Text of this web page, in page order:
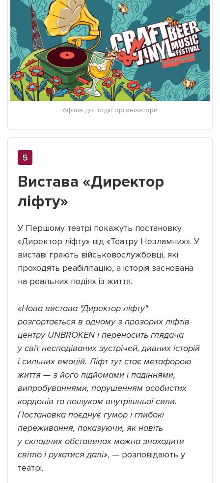
Афіша до події/ організатори
Вистава «Директор
ліфту»
У Першому театрі покажуть постановку
«Директор ліфту» від «Театру Незламних». У
виставі грають військовослужбовці, які
проходять реабілітацію, а історія заснована
на реальних подіях із життя.
«Нова вистава "Директор ліфту"
розгортається в одному з прозорих ліфтів
центру UNBROKEN і переносить глядача
у світ несподіваних зустрічей, дивних історій
і сильних емоцій. Ліфт тут стає метафорою
життя — з його підйомами і падіннями,
випробуваннями, порушенням особистих
кордонів та пошуком внутрішньої сили.
Постановка поєднує гумор і глибокі
переживання, показуючи, як навіть
у складних обставинах можна знаходити
світло і рухатися далі», — розповідають у
театрі.